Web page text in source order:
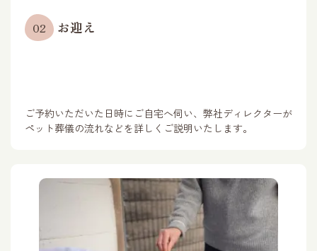
02 お迎え
ご予約いただいた日時にご自宅へ伺い、弊社ディレクターが
ペット葬儀の流れなどを詳しくご説明いたします。